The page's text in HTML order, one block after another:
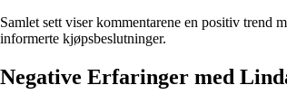
Samlet sett viser kommentarene en positiv
informerte kjøpsbeslutninger.
Negative Erfaringer med